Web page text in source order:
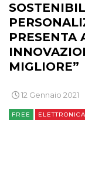
PRESENTA
MIGLIORE”
12 Gennaio 2021
FREE